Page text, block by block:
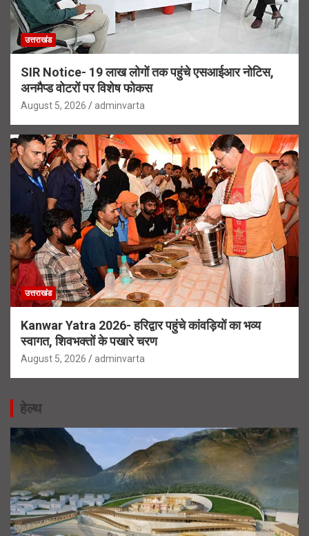
उत्तराखंड
SIR Notice- 19 लाख लोगों तक पहुंचे एसआईआर नोटिस,
अनमैप्ड वोटरों पर विशेष फोकस
August 5, 2026 adminvarta
उत्तराखंड
Kanwar Yatra 2026- हरिद्वार पहुंचे कांवड़ियों का भव्य
स्वागत, शिवभक्तों के पखारे चरण
August 5, 2026 adminvarta
हेल्थ